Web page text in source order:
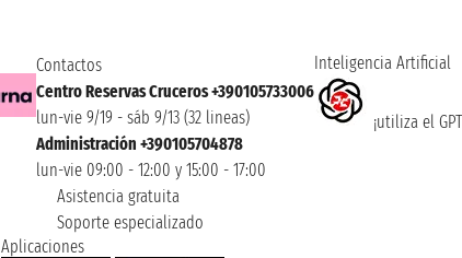
Contactos
Centro Reservas Cruceros +390105733006
lun-vie 9/19 - sáb 9/13 (32 lineas)
Administración +390105704878
lun-vie 09:00 - 12:00 y 15:00 - 17:00
Asistencia gratuita
Soporte especializado
Inteligencia Artificial
¡utiliza el
Aplicaciones